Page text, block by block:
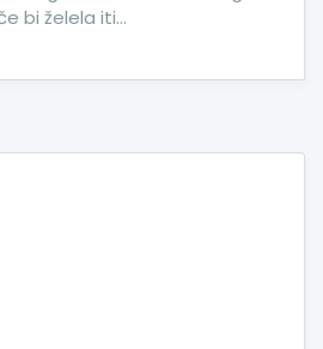
bi želela iti…